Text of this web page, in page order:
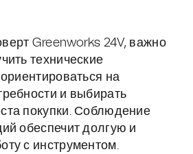
Greenworks 24V, важно
технические
на
и выбирать
покупки. Соблюдение
обеспечит долгую и
с инструментом.